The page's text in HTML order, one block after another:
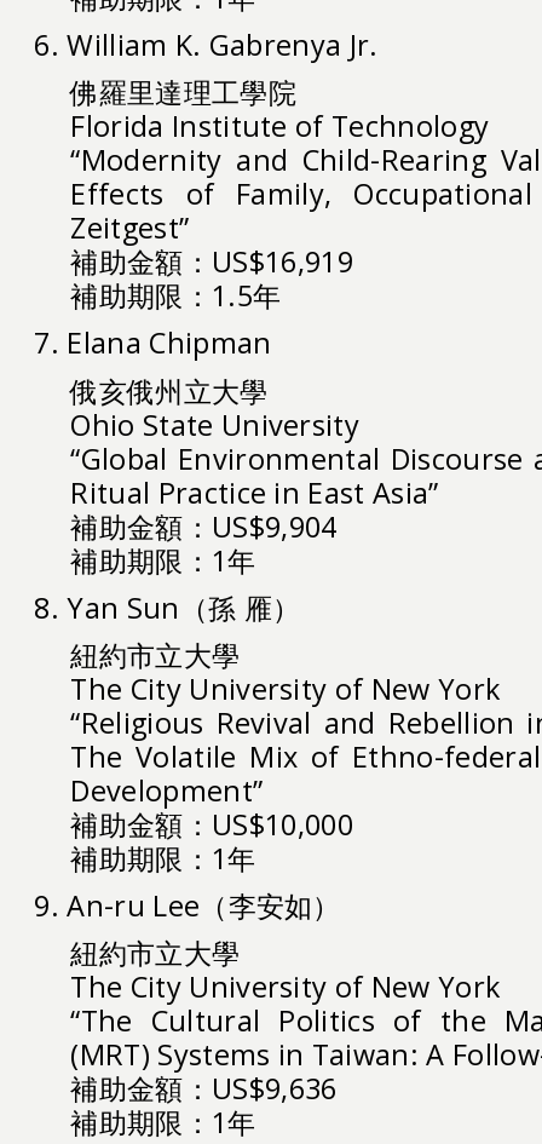
6. William K. Gabrenya Jr.
佛羅里達理工學院
Florida Institute of Technology
“Modernity and Child-Rearing
Effects of Family,
Zeitgest”
補助金額：US$16,919
補助期限：1.5年
7. Elana Chipman
俄亥俄州立大學
Ohio State University
“Global Environmental
Ritual Practice in East Asia”
補助金額：US$9,904
補助期限：1年
8. Yan Sun（孫 雁）
紐約市立大學
The City University of New York
“Religious Revival and Rebellion
The Volatile Mix of Ethno-
Development”
補助金額：US$10,000
補助期限：1年
9. An-ru Lee（李安如）
紐約市立大學
The City University of New York
“The Cultural Politics of the
(MRT) Systems in Taiwan: A
補助金額：US$9,636
補助期限：1年